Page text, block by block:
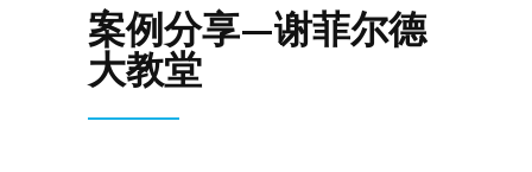
案例分享—谢菲尔德
大教堂